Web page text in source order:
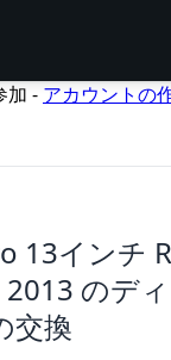
加 - アカウントの
13インチ
のデ
交換